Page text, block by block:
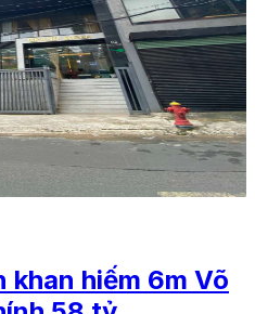
khan hiếm 6m Võ